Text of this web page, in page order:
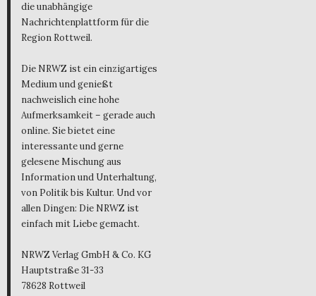
die unabhängige
Nachrichtenplattform für die
Region Rottweil.
Die NRWZ ist ein einzigartiges
Medium und genießt
nachweislich eine hohe
Aufmerksamkeit – gerade auch
online. Sie bietet eine
interessante und gerne
gelesene Mischung aus
Information und Unterhaltung,
von Politik bis Kultur. Und vor
allen Dingen: Die NRWZ ist
einfach mit Liebe gemacht.
NRWZ Verlag GmbH & Co. KG
Hauptstraße 31-33
78628 Rottweil